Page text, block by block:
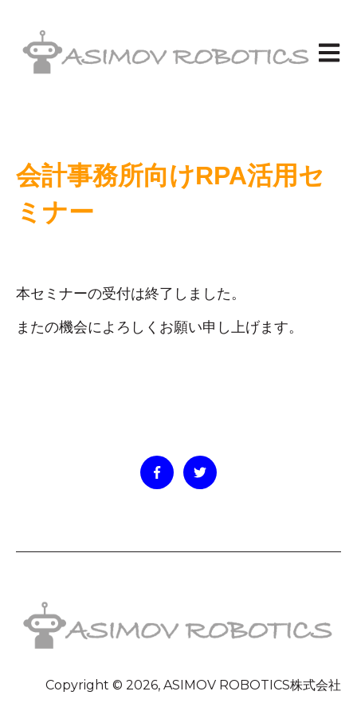
メイ
会計事務所向けRPA活用セ
ミナー
本セミナーの受付は終了しました。
またの機会によろしくお願い申し上げます。
Copyright © 2026, ASIMOV ROBOTICS株式会社